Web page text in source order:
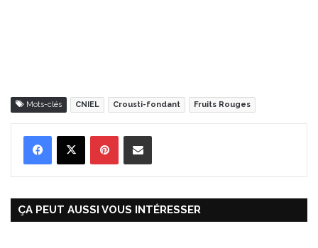
Mots-clés CNIEL Crousti-fondant Fruits Rouges
ÇA PEUT AUSSI VOUS INTÉRESSER